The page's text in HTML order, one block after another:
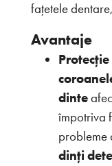
fațetele
Avantaje
dinte
împotriva
probleme
dinți